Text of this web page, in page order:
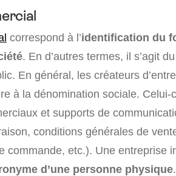
correspond à l’identification du
. En d’autres termes, il s’agit
En général, les créateurs
à la dénomination sociale. Celui-
et supports de
conditions générales de
commande, etc.). Une entreprise
d’une personne physique.